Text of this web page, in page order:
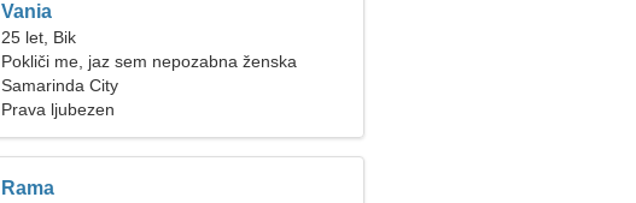
Vania
25 let, Bik
Pokliči me, jaz sem nepozabna ženska
Samarinda City
Prava ljubezen
Rama